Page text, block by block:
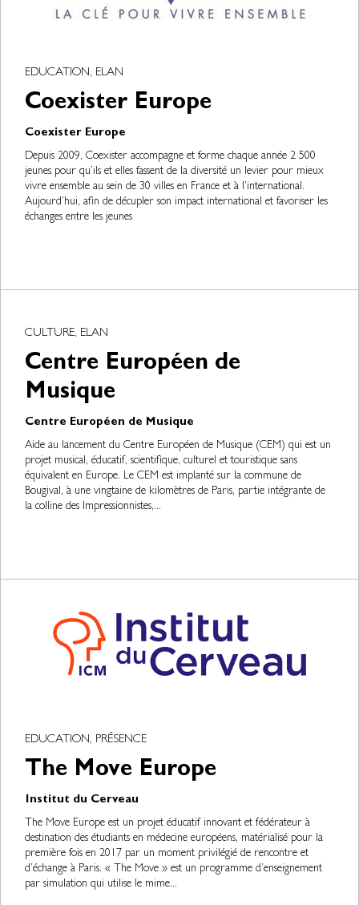
EDUCATION, ELAN
Coexister Europe
Coexister Europe
Depuis 2009, Coexister accompagne et forme chaque année 2 500
jeunes pour qu’ils et elles fassent de la diversité un levier pour mieux
vivre ensemble au sein de 30 villes en France et à l’international.
Aujourd’hui, afin de décupler son impact international et favoriser les
échanges entre les jeunes
CULTURE, ELAN
Centre Européen de
Musique
Centre Européen de Musique
Aide au lancement du Centre Européen de Musique (CEM) qui est un
projet musical, éducatif, scientifique, culturel et touristique sans
équivalent en Europe. Le CEM est implanté sur la commune de
Bougival, à une vingtaine de kilomètres de Paris, partie intégrante de
la colline des Impressionnistes,...
EDUCATION, PRÉSENCE
The Move Europe
Institut du Cerveau
The Move Europe est un projet éducatif innovant et fédérateur à
destination des étudiants en médecine européens, matérialisé pour la
première fois en 2017 par un moment privilégié de rencontre et
d’échange à Paris. « The Move » est un programme d’enseignement
par simulation qui utilise le mime...